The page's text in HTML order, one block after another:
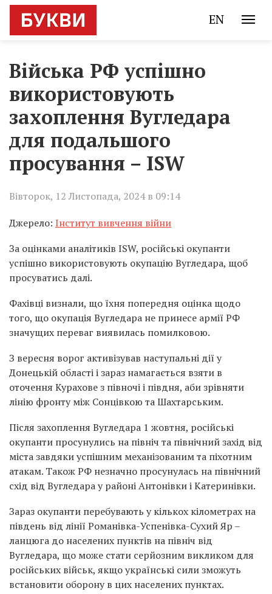
EN
Війська РФ успішно
використовують
захоплення Вугледара
для подальшого
просування – ISW
Вівторок, 12 Листопада, 2024 в 09:14
Джерело: Інститут вивчення війни
За оцінками аналітиків ISW, російські окупанти
успішно використовують окупацію Вугледара, щоб
просуватись далі.
Фахівці визнали, що їхня попередня оцінка щодо
того, що окупація Вугледара не принесе армії РФ
значущих переваг виявилась помилковою.
З вересня ворог активізував наступальні дії у
Донецькій області і зараз намагається взяти в
оточення Курахове з півночі і півдня, аби зрівняти
лінію фронту між Сонцівкою та Шахтарським.
Після захоплення Вугледара 1 жовтня, російські
окупанти просунулись на північ та північний захід від
міста завдяки успішним механізованим та піхотним
атакам. Також РФ незначно просунулась на північний
схід від Вугледара у районі Антонівки і Катеринівки.
Зараз окупанти перебувають у кількох кілометрах на
південь від лінії Романівка-Успенівка-Сухий Яр –
ланцюга до населених пунктів на північ від
Вугледара, що може стати серйозним викликом для
російських військ, якщо українські сили зможуть
встановити оборону в цих населених пунктах.